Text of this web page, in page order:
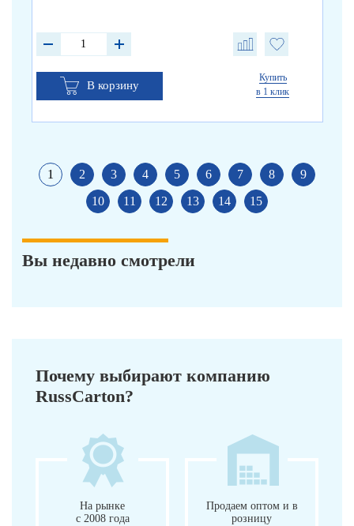
В корзину
Купить
в 1 клик
1 2 3 4 5 6 7 8
9
10
11 12 13 14 15
Вы недавно смотрели
Почему выбирают компанию
RussCarton?
На рынке
с 2008 года
Продаем оптом и в
розницу